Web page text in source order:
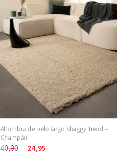
Alfombra de pelo largo Shaggy Trend –
Champán
40,00 24,95